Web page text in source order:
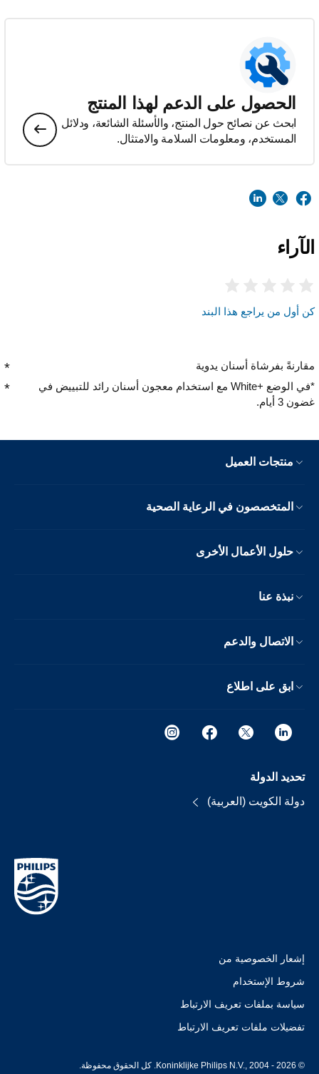
الحصول على الدعم لهذا المنتج
ابحث عن نصائح حول المنتج، والأسئلة الشائعة، ودلائل
المستخدم، ومعلومات السلامة والامتثال.
الآراء
كن أول من يراجع هذا البند
مقارنةً بفرشاة أسنان يدوية
*في الوضع White+‎ مع استخدام معجون أسنان رائد للتبييض في
غضون 3 أيام.
منتجات العميل
المتخصصون في الرعاية الصحية
حلول الأعمال الأخرى
نبذة عنا
الاتصال والدعم
ابق على اطلاع
تحديد الدولة
دولة الكويت (العربية)
إشعار الخصوصية من
شروط الإستخدام
سياسة بملفات تعريف الارتباط
تفضيلات ملفات تعريف الارتباط
© Koninklijke Philips N.V., 2004 - 2026. كل الحقوق محفوظة.